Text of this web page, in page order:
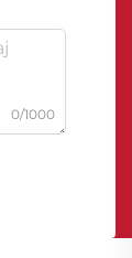
0/1000